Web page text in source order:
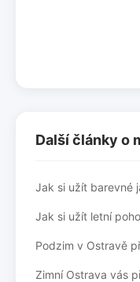
Další články o
Jak si užít barevné
Jak si užít letní
Podzim v Ostravě
Zimní Ostrava vás